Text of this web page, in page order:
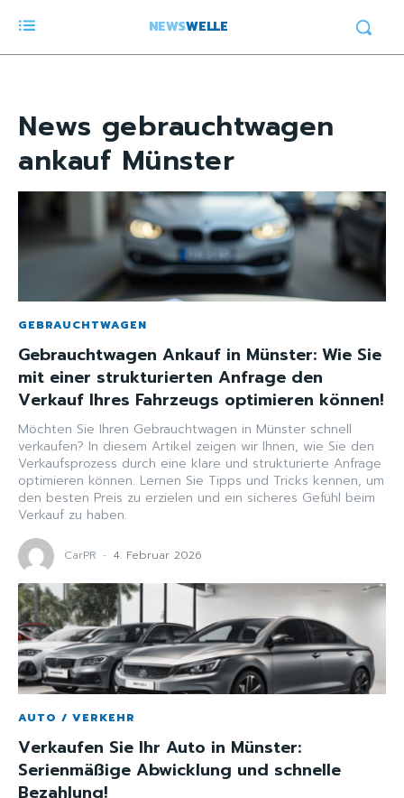
NEWSWELLE
News gebrauchtwagen
ankauf Münster
GEBRAUCHTWAGEN
Gebrauchtwagen Ankauf in Münster: Wie Sie
mit einer strukturierten Anfrage den
Verkauf Ihres Fahrzeugs optimieren können!
Möchten Sie Ihren Gebrauchtwagen in Münster schnell
verkaufen? In diesem Artikel zeigen wir Ihnen, wie Sie den
Verkaufsprozess durch eine klare und strukturierte Anfrage
optimieren können. Lernen Sie Tipps und Tricks kennen, um
den besten Preis zu erzielen und ein sicheres Gefühl beim
Verkauf zu haben.
CarPR - 4. Februar 2026
AUTO / VERKEHR
Verkaufen Sie Ihr Auto in Münster:
Serienmäßige Abwicklung und schnelle
Bezahlung!